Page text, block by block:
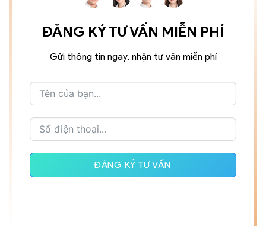
ĐĂNG KÝ TƯ VẤN MIỄN PHÍ
Gửi thông tin ngay, nhận tư vấn miễn phí
ĐĂNG KÝ TƯ VẤN